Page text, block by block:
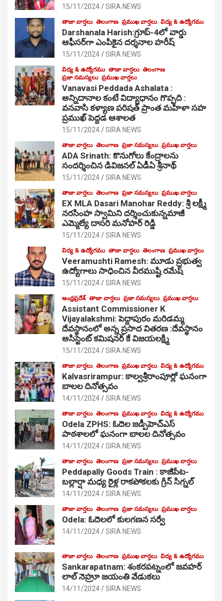
15/11/2024 SIRA NEWS
తాజా వార్తలు తెలంగాణ ప్రముఖ వార్తలు విద్య & ఉద్యోగము
Darshanala Harish:గ్రూప్-4లో వార్డు
ఆఫీసర్‌గా ఎంపికైన దర్శనాల హరీష్
15/11/2024 SIRA NEWS
విద్య & ఉద్యోగము తాజా వార్తలు తెలంగాణ
ప్రజా సమస్యలు ప్రముఖ వార్తలు
Vanavasi Peddada Ashalata :
అన్నిదానాల కంటే విద్యాధానం గొప్పది :
వనవాసి కళ్యాణ పరిషత్ ప్రాంత మహిళా సహ
ప్రముఖ్ పెద్దడ ఆశాలత
15/11/2024 SIRA NEWS
తాజా వార్తలు తెలంగాణ ప్రజా సమస్యలు ప్రముఖ వార్తలు
ADA Srinath: కొనుగోలు కేంద్రాల‌ను
సంద‌ర్శించిన డివిజనల్ ఏడీఏ శ్రీనాథ్
15/11/2024 SIRA NEWS
తాజా వార్తలు తెలంగాణ ప్రజా సమస్యలు ప్రముఖ వార్తలు
EX MLA Dasari Manohar Reddy: శ్రీ లక్ష్మీ
నరసింహ స్వామిని దర్శించుకున్నమాజీ
ఎమ్మెల్యే దాసరి మనోహర్ రెడ్డి
15/11/2024 SIRA NEWS
విద్య & ఉద్యోగము తాజా వార్తలు తెలంగాణ ప్రముఖ వార్తలు
Veeramushti Ramesh: మూడు ప్రభుత్వ
ఉద్యోగాలు సాధించిన వీరముష్టి రమేష్
15/11/2024 SIRA NEWS
ఆంధ్రప్రదేశ్ తాజా వార్తలు ప్రజా సమస్యలు ప్రముఖ వార్తలు
Assistant Commissioner K
Vijayalakshmi: పెద్దాపురం మరిడమ్మ
దేవస్థానంలో అన్న ప్రసాద వితరణ :దేవస్థానం
అసిస్టెంట్ కమిషనర్ కే విజయలక్ష్మి
15/11/2024 SIRA NEWS
తాజా వార్తలు తెలంగాణ ప్రముఖ వార్తలు విద్య & ఉద్యోగము
Kalvasrirampur: కాల్వశ్రీరాంపూర్లో ఘనంగా
బాలల దినోత్సవం
14/11/2024 SIRA NEWS
తాజా వార్తలు తెలంగాణ ప్రముఖ వార్తలు విద్య & ఉద్యోగము
Odela ZPHS: ఓదెల జ‌డ్పీహెచ్ఎస్
పాఠ‌శాల‌లో ఘనంగా బాలల దినోత్సవం
14/11/2024 SIRA NEWS
తాజా వార్తలు తెలంగాణ ప్రజా సమస్యలు ప్రముఖ వార్తలు
Peddapally Goods Train : కాజీపేట-
బల్లార్షా మధ్య రైళ్ల రాకపోకలకు గ్రీన్ సిగ్నల్
14/11/2024 SIRA NEWS
తాజా వార్తలు తెలంగాణ ప్రజా సమస్యలు ప్రముఖ వార్తలు
Odela: ఓదెలలో కులగణన సర్వే
14/11/2024 SIRA NEWS
తాజా వార్తలు తెలంగాణ ప్రముఖ వార్తలు విద్య & ఉద్యోగము
Sankarapatnam: శంకరపట్నంలో జవహర్
లాల్ నెహ్రూ జయంతి వేడుకలు
14/11/2024 SIRA NEWS